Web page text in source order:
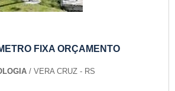
FIXA ORÇAMENTO
/ VERA CRUZ - RS